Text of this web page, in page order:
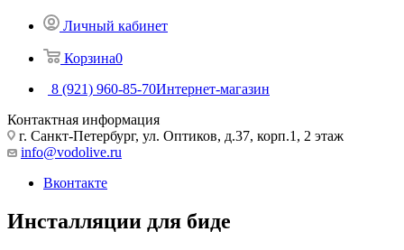
Личный кабинет
Корзина0
8 (921) 960-85-70Интернет-магазин
Контактная информация
г. Санкт-Петербург, ул. Оптиков, д.37, корп.1, 2 этаж
info@vodolive.ru
Вконтакте
Инсталляции для биде